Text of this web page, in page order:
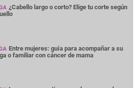
¿Cabello largo o corto? Elige tu corte según
Entre mujeres: guía para acompañar a su
o familiar con cáncer de mama